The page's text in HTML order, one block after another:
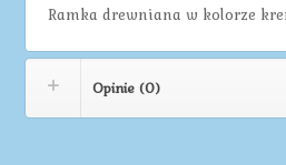
Ramka drewniana w kolorze
Opinie (0)